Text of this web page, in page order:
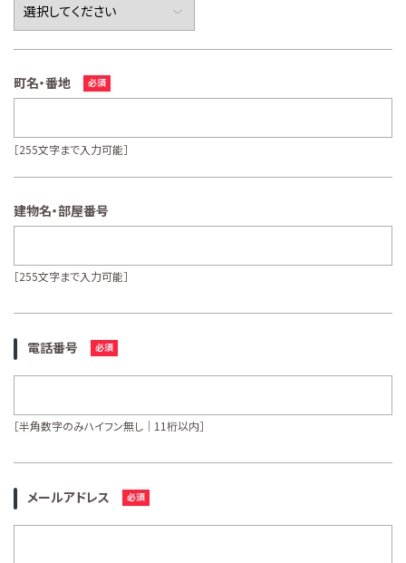
町名・番地
［255文字まで入力可能］
建物名・部屋番号
［255文字まで入力可能］
電話番号
［半角数字のみハイフン無し｜11桁以内］
メールアドレス